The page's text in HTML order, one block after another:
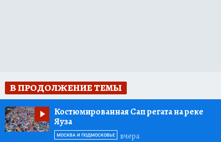
В ПРОДОЛЖЕНИЕ ТЕМЫ
Костюмированная Сап регата на реке
Яуза
вчера
МОСКВА И ПОДМОСКОВЬЕ